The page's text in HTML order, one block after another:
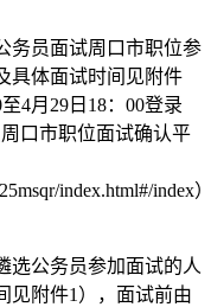
务员面试周口市职位参
具体面试时间见附件
4月29日18：00登录
口市职位面试确认平
index.html#/index
选公务员参加面试的人
见附件1），面试前由